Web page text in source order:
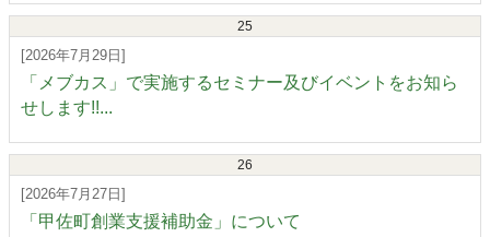
25
[2026年7月29日]
「メブカス」で実施するセミナー及びイベントをお知ら
せします!!...
26
[2026年7月27日]
「甲佐町創業支援補助金」について